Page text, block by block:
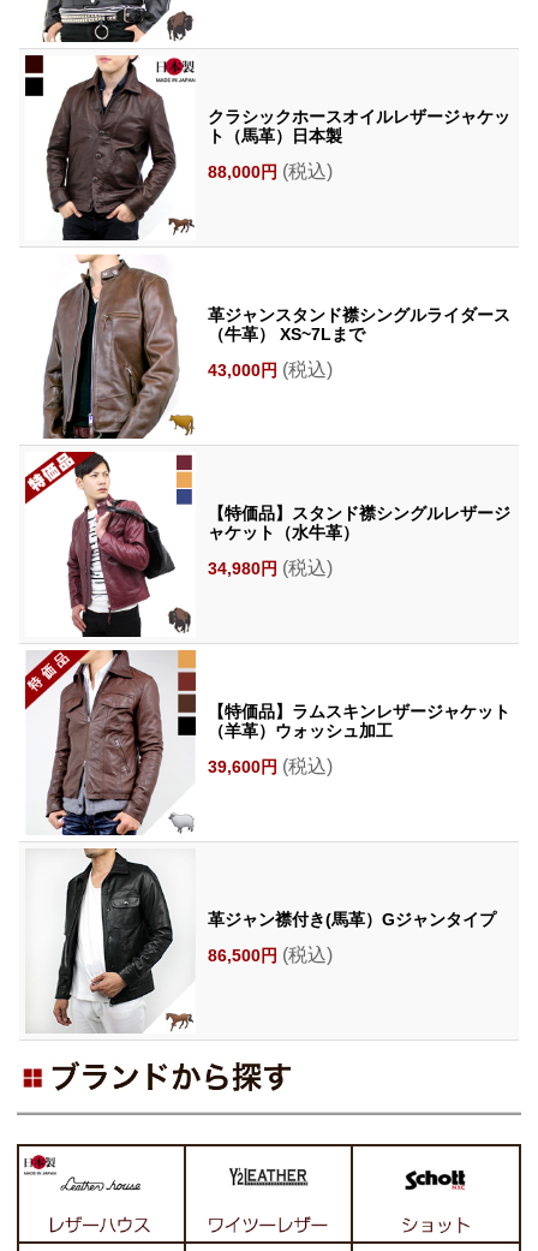
クラシックホースオイルレザージャケッ
ト（馬革）日本製
88,000円 (税込)
革ジャンスタンド襟シングルライダース
（牛革） XS~7Lまで
43,000円 (税込)
【特価品】スタンド襟シングルレザージ
ャケット（水牛革）
34,980円 (税込)
【特価品】ラムスキンレザージャケット
（羊革）ウォッシュ加工
39,600円 (税込)
革ジャン襟付き(馬革）Gジャンタイプ
86,500円 (税込)